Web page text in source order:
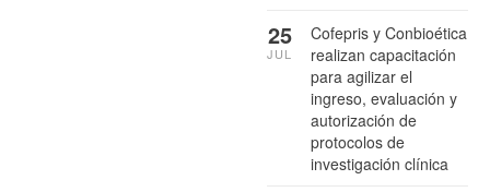
Cofepris y Conbioética
realizan capacitación
para agilizar el
ingreso, evaluación y
autorización de
protocolos de
investigación clínica
25
JUL